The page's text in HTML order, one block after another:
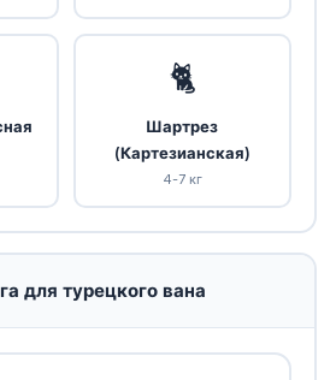
🐈
Шартрез
(Картезианская)
4-7 кг
для турецкого вана